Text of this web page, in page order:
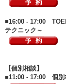
■16:00 - 17:00
テクニック～
【個別相談】
■11:00 - 17:00 個別